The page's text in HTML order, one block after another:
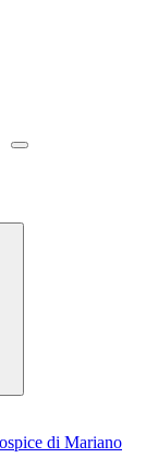
di Mariano